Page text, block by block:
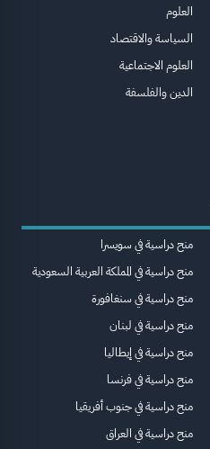
العلوم
السياسة والاقتصاد
العلوم الاجتماعية
الدين والفلسفة
منح دراسية في سويسرا
منح دراسية في المملكة العربية السعودية
منح دراسية في سنغافورة
منح دراسية في لبنان
منح دراسية في إيطاليا
منح دراسية في فرنسا
منح دراسية في جنوب أفريقيا
منح دراسية في العراق